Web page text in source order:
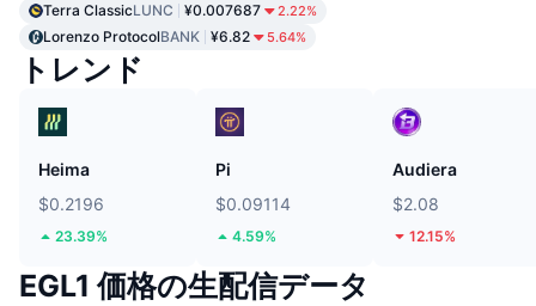
Terra ClassicLUNC ¥0.007687 2.22%
Lorenzo ProtocolBANK ¥6.82 5.64%
トレンド
Heima
$0.2196
23.39%
Pi
$0.09114
4.59%
Audiera
$2.08
12.15%
EGL1 価格の生配信データ